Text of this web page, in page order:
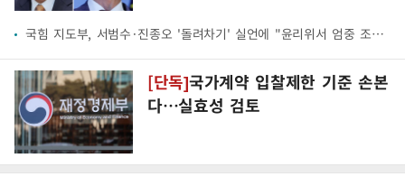
국힘 지도부, 서범수·진종오 '돌려차기' 실언에 "윤리위서 엄중 조치해야"(종합)
[단독]국가계약 입찰제한 기준 손본
다…실효성 검토